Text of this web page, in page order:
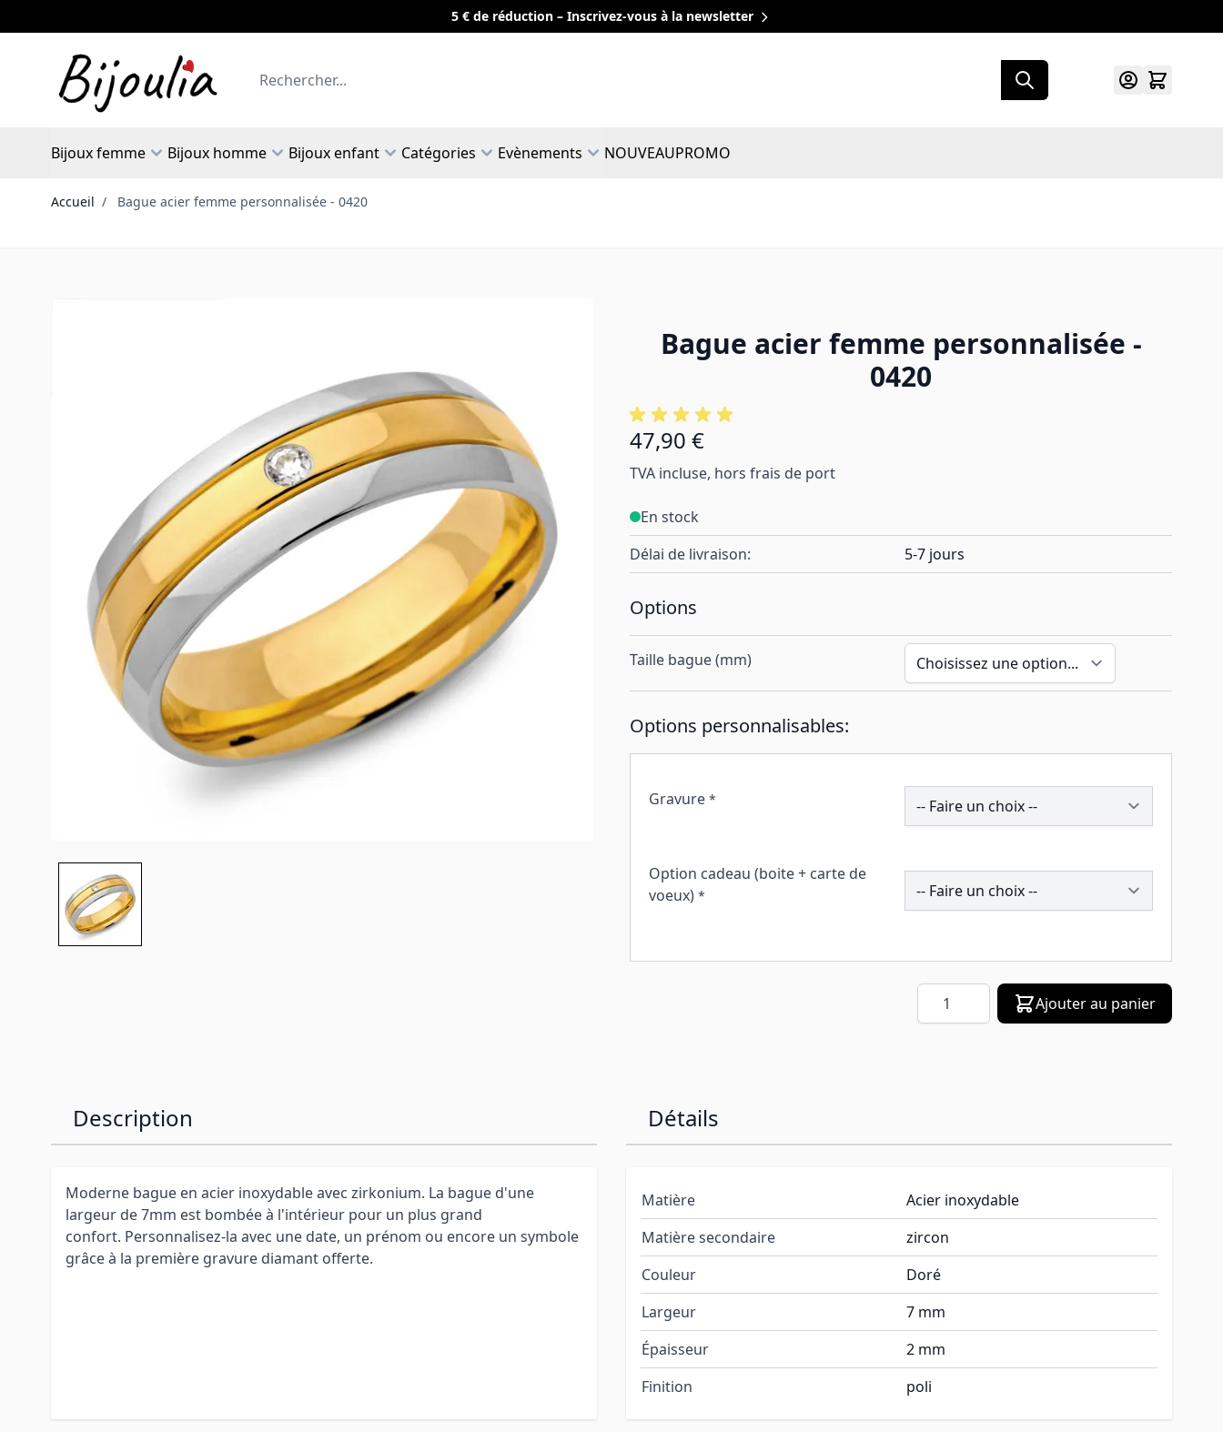
5 € de réduction – Inscrivez-vous à la newsletter
Rechercher
Bijoux femme Bijoux homme Bijoux enfant Catégories Evènements NOUVEAUPROMO
Accueil / Bague acier femme personnalisée - 0420
Bague acier femme personnalisée -
0420
À partir de:
47,90 €
TVA incluse, hors frais de port
En stock
Délai de livraison:
5-7 jours
Options
Taille bague (mm)
Options personnalisables:
Gravure * 193865
Option cadeau (boite + carte de
voeux) *
257684
Quantité Ajouter au panier
Description
Moderne bague en acier inoxydable avec zirkonium. La bague d'une
largeur de 7mm est bombée à l'intérieur pour un plus grand
confort. Personnalisez-la avec une date, un prénom ou encore un symbole
grâce à la première gravure diamant offerte.
Détails
Matière
Acier inoxydable
Matière secondaire
zircon
Couleur
Doré
Largeur
7 mm
Épaisseur
2 mm
Finition
poli